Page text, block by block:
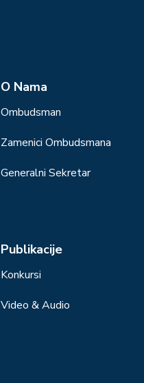
О Nama
Ombudsman
Zamenici Ombudsmana
Generalni Sekretar
Publikacije
Konkursi
Video & Audio